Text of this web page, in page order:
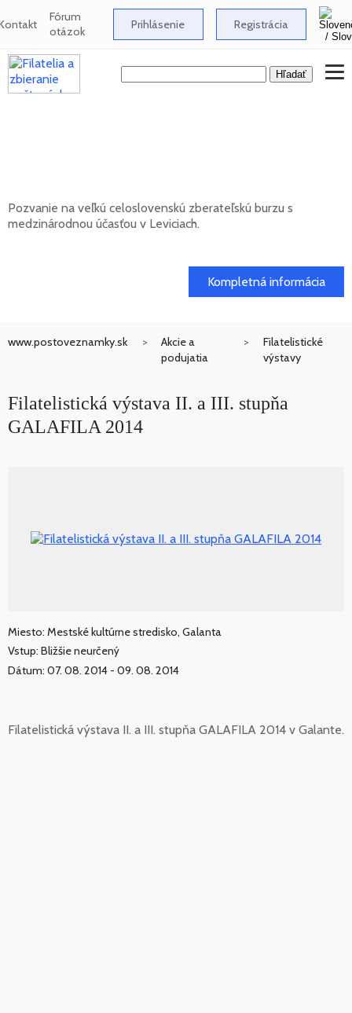
Fórum
otázok Prihlásenie Registrácia
Pozvanie na veľkú celoslovenskú zberateľskú burzu s
medzinárodnou účasťou v Leviciach.
Kompletná informácia
www.postoveznamky.sk
Akcie a
podujatia
Filatelistické
výstavy
Filatelistická výstava II. a III. stupňa
GALAFILA 2014
Miesto: Mestské kultúrne stredisko, Galanta
Vstup: Bližšie neurčený
Dátum: 07. 08. 2014 - 09. 08. 2014
Filatelistická výstava II. a III. stupňa GALAFILA 2014 v Galante.